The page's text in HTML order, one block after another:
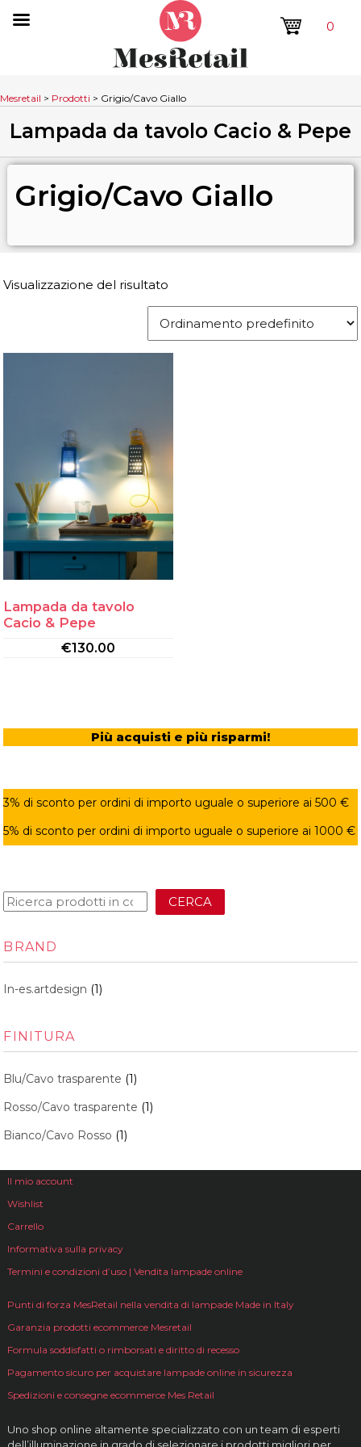
0
Mesretail > Prodotti > Grigio/Cavo Giallo
Lampada da tavolo Cacio & Pepe
Grigio/Cavo Giallo
Visualizzazione del risultato
Lampada da tavolo
Cacio & Pepe
€130.00
Più acquisti e più risparmi!
3% di sconto per ordini di importo uguale o superiore ai 500 €
5% di sconto per ordini di importo uguale o superiore ai 1000 €
CERCA
BRAND
In-es.artdesign (1)
FINITURA
Blu/Cavo trasparente (1)
Rosso/Cavo trasparente (1)
Bianco/Cavo Rosso (1)
Il mio account
Wishlist
Carrello
Informativa sulla privacy
Termini e condizioni d’uso | Vendita lampade online
Punti di forza MesRetail nella vendita di lampade Made in Italy
Garanzia prodotti ecommerce Mesretail
Formula soddisfatti o rimborsati e diritto di recesso
Pagamento sicuro per acquistare lampade online in sicurezza
Spedizioni e consegne ecommerce Mes Retail
Uno shop online altamente specializzato con un team di esperti
dell’illuminazione in grado di selezionare i prodotti migliori per